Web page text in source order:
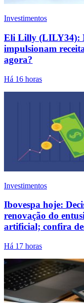
Investimentos
Eli Lilly (LILY34):
impulsionam
agora?
Há 16 horas
Investimentos
Ibovespa hoje:
renovação do
artificial; confira
Há 17 horas